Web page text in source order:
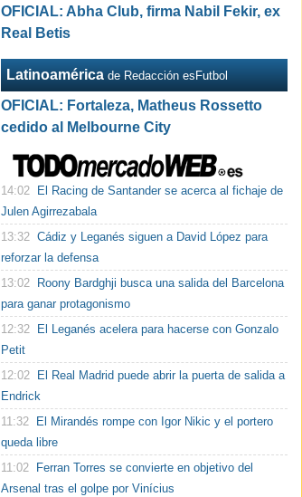
OFICIAL: Abha Club, firma Nabil Fekir, ex
Real Betis
Latinoamérica de Redacción esFutbol
OFICIAL: Fortaleza, Matheus Rossetto
cedido al Melbourne City
14:02
El Racing de Santander se acerca al fichaje de
Julen Agirrezabala
13:32 Cádiz y Leganés siguen a David López para
reforzar la defensa
13:02
Roony Bardghji busca una salida del Barcelona
para ganar protagonismo
12:32
El Leganés acelera para hacerse con Gonzalo
Petit
12:02
El Real Madrid puede abrir la puerta de salida a
Endrick
11:32
El Mirandés rompe con Igor Nikic y el portero
queda libre
11:02
Ferran Torres se convierte en objetivo del
Arsenal tras el golpe por Vinícius